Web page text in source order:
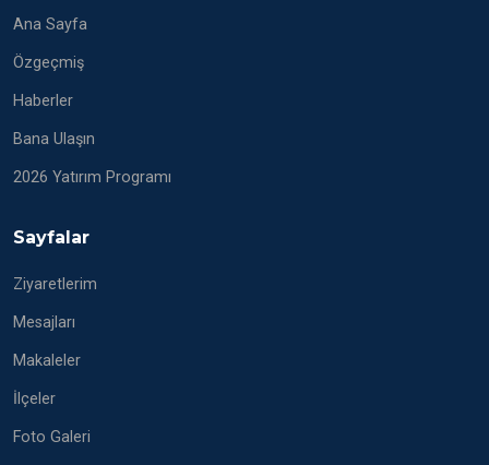
Ana Sayfa
Özgeçmiş
Haberler
Bana Ulaşın
2026 Yatırım Programı
Sayfalar
Ziyaretlerim
Mesajları
Makaleler
İlçeler
Foto Galeri